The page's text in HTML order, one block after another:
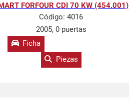
FORFOUR CDI 70 KW (454.001)
Código:4016
2005, 0 puertas
Ficha
Piezas